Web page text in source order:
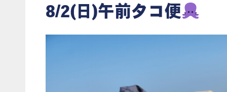
8/2(日)午前タコ便